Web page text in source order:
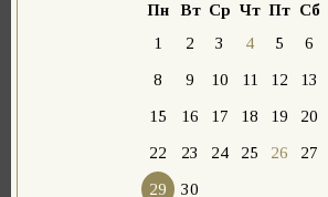
Пн Вт Ср Чт Пт Сб
1
2 3 4 5 6
8 9 10 11 12 13
15 16 17 18 19 20
22 23 24 25 26 27
29 30